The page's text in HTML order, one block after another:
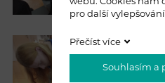
pro další
Přečíst více
Souhlasím a